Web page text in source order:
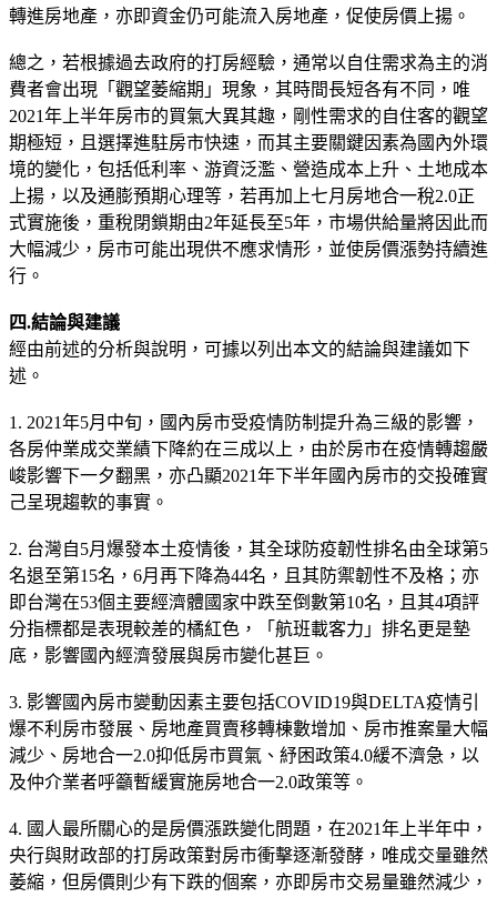
轉進房地產，亦即資金仍可能流入房地產，促使房價上揚。
總之，若根據過去政府的打房經驗，通常以自住需求為主的消
費者會出現「觀望萎縮期」現象，其時間長短各有不同，唯
2021年上半年房市的買氣大異其趣，剛性需求的自住客的觀望
期極短，且選擇進駐房市快速，而其主要關鍵因素為國內外環
境的變化，包括低利率、游資泛濫、營造成本上升、土地成本
上揚，以及通膨預期心理等，若再加上七月房地合一稅2.0正
式實施後，重稅閉鎖期由2年延長至5年，市場供給量將因此而
大幅減少，房市可能出現供不應求情形，並使房價漲勢持續進
行。
四.結論與建議
經由前述的分析與說明，可據以列出本文的結論與建議如下
述。
1. 2021年5月中旬，國內房市受疫情防制提升為三級的影響，
各房仲業成交業績下降約在三成以上，由於房市在疫情轉趨嚴
峻影響下一夕翻黑，亦凸顯2021年下半年國內房市的交投確實
己呈現趨軟的事實。
2. 台灣自5月爆發本土疫情後，其全球防疫韌性排名由全球第5
名退至第15名，6月再下降為44名，且其防禦韌性不及格；亦
即台灣在53個主要經濟體國家中跌至倒數第10名，且其4項評
分指標都是表現較差的橘紅色，「航班載客力」排名更是墊
底，影響國內經濟發展與房市變化甚巨。
3. 影響國內房市變動因素主要包括COVID19與DELTA疫情引
爆不利房市發展、房地產買賣移轉棟數增加、房市推案量大幅
減少、房地合一2.0抑低房市買氣、紓困政策4.0緩不濟急，以
及仲介業者呼籲暫緩實施房地合一2.0政策等。
4. 國人最所關心的是房價漲跌變化問題，在2021年上半年中，
央行與財政部的打房政策對房市衝擊逐漸發酵，唯成交量雖然
萎縮，但房價則少有下跌的個案，亦即房市交易量雖然減少，